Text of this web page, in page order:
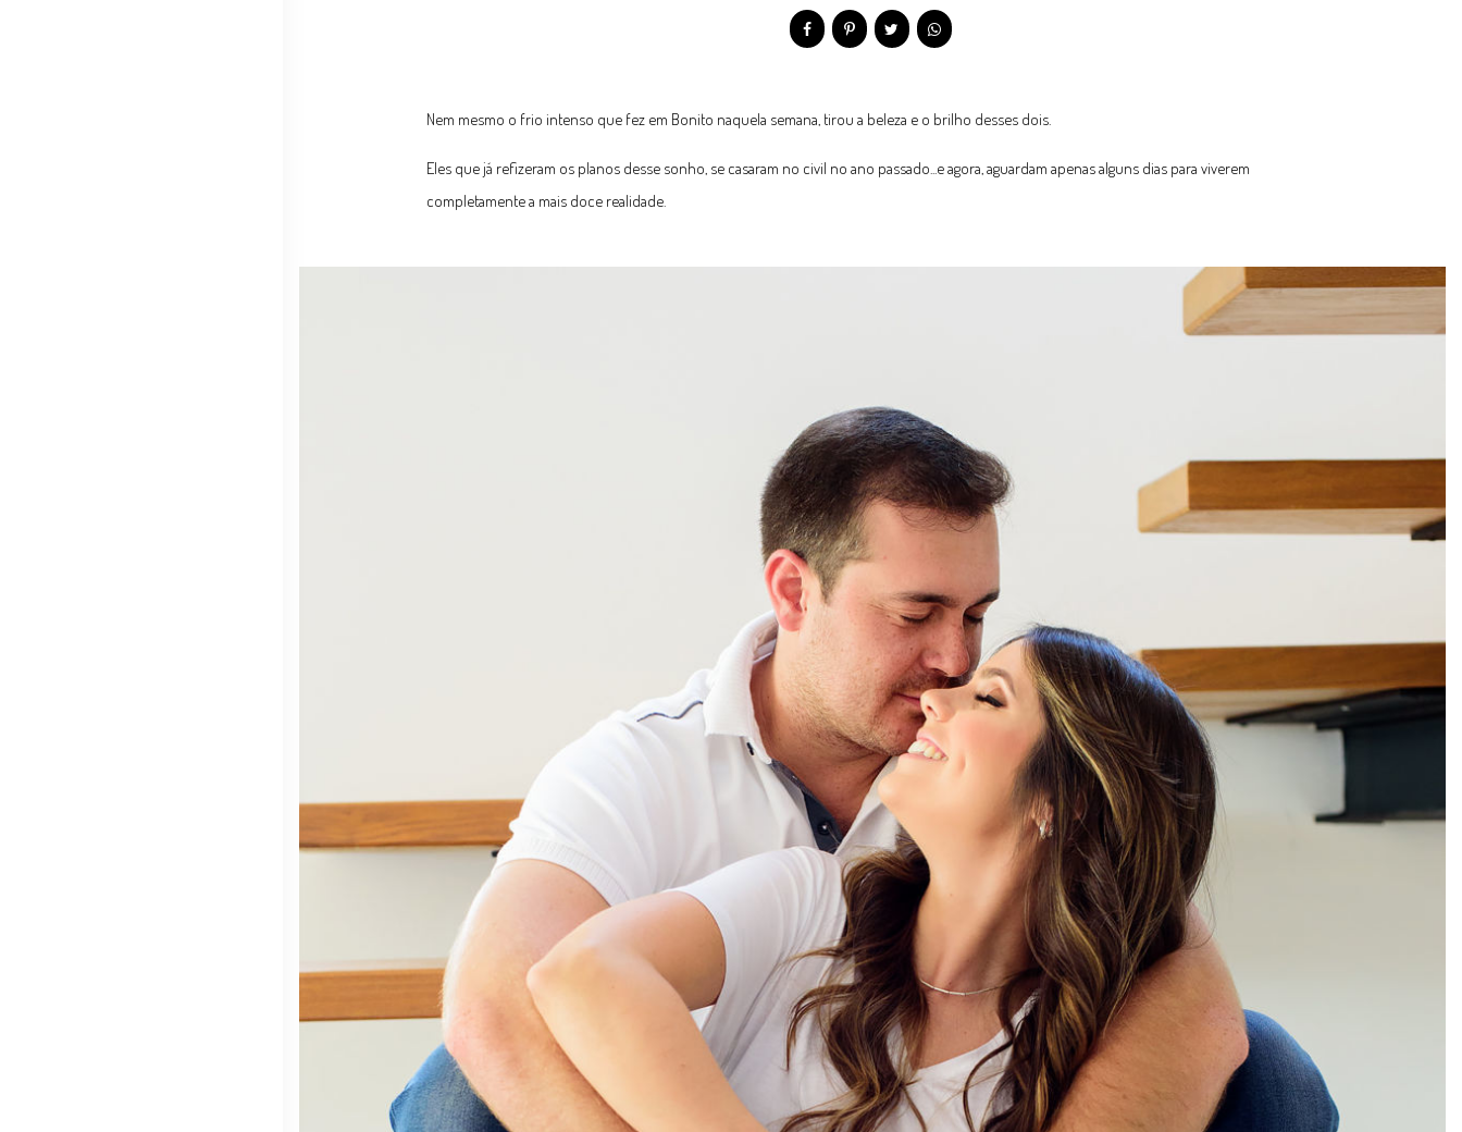
Nem mesmo o frio intenso que fez em Bonito naquela semana, tirou a beleza e o brilho desses dois.
Eles que já refizeram os planos desse sonho, se casaram no civil no ano passado...e agora, aguardam apenas alguns dias para viverem
completamente a mais doce realidade.